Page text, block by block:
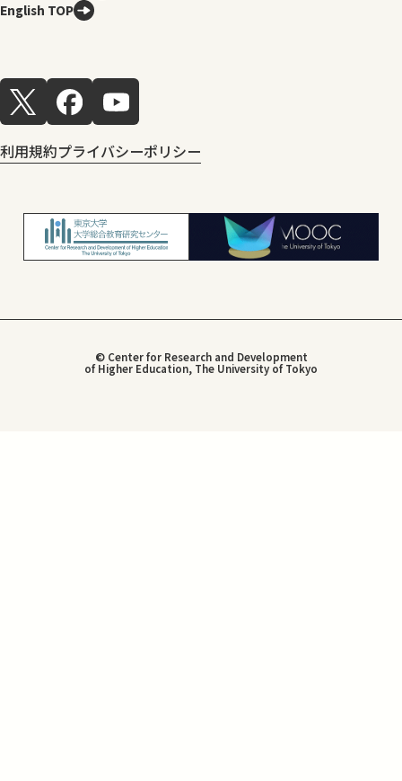
English TOP
利用規約プライバシーポリシー
© Center for Research and Development
of Higher Education, The University of Tokyo